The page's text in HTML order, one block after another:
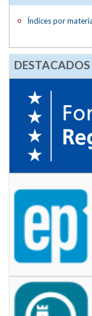
Índices por
DESTACADOS